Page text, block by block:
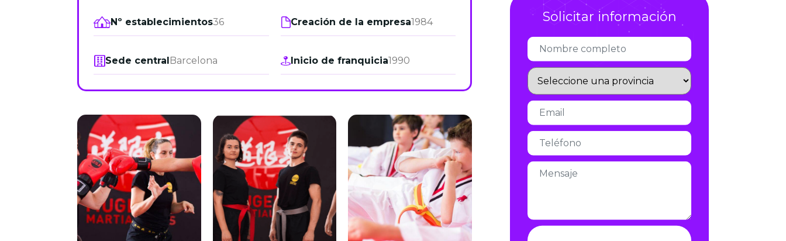
de octubre
Barcelona 2026 2 -
05 de noviembre
VER MÁS
Infórmate
Nº establecimientos36 Creación de la empresa1984
Sede central Barcelona Inicio de franquicia1990
Solicitar información